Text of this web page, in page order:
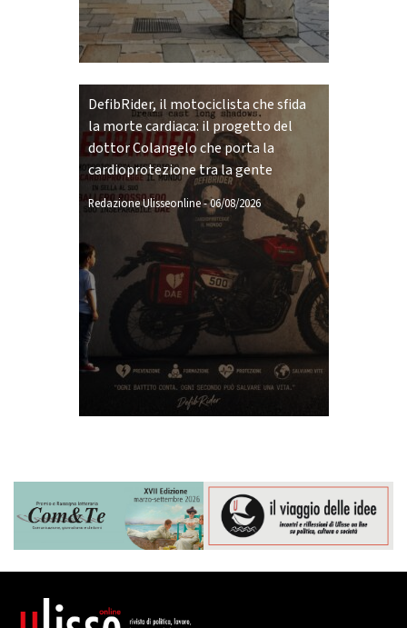
DefibRider, il motociclista che sfida
la morte cardiaca: il progetto del
dottor Colangelo che porta la
cardioprotezione tra la gente
Redazione Ulisseonline-06/08/2026